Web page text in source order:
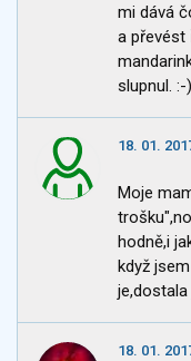
mi dává
a převést
slupnul. :-)
18. 01.
Moje
hodně,i
když
18. 01.